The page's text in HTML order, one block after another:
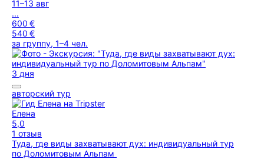
11–13 авг
...
600 €
540 €
за группу, 1–4 чел.
3 дня
авторский тур
Елена
5,0
1 отзыв
Туда, где виды захватывают дух: индивидуальный тур
по Доломитовым Альпам